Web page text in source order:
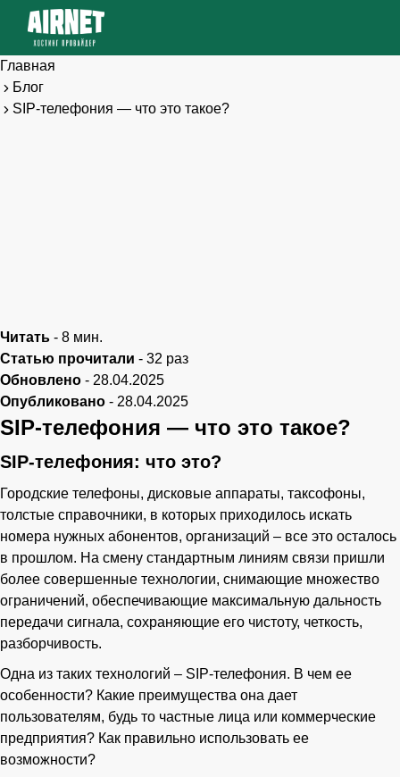
Главная
Блог
SIP-телефония — что это такое?
Читать - 8 мин.
Статью прочитали - 32 раз
Обновлено - 28.04.2025
Опубликовано - 28.04.2025
SIP-телефония — что это такое?
SIP-телефония: что это?
Городские телефоны, дисковые аппараты, таксофоны,
толстые справочники, в которых приходилось искать
номера нужных абонентов, организаций – все это осталось
в прошлом. На смену стандартным линиям связи пришли
более совершенные технологии, снимающие множество
ограничений, обеспечивающие максимальную дальность
передачи сигнала, сохраняющие его чистоту, четкость,
разборчивость.
Одна из таких технологий – SIP-телефония. В чем ее
особенности? Какие преимущества она дает
пользователям, будь то частные лица или коммерческие
предприятия? Как правильно использовать ее
возможности?